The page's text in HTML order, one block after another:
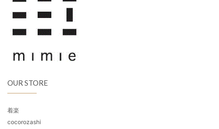
OUR STORE
着楽
cocorozashi